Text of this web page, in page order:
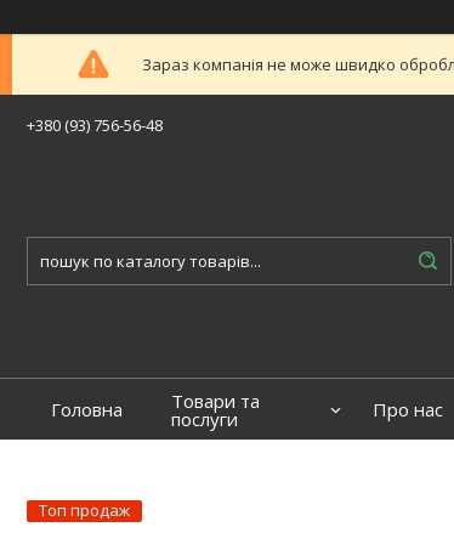
Зараз компанія не може швидко
+380 (93) 756-56-48
Головна Товари та
послуги Про нас
Топ продаж